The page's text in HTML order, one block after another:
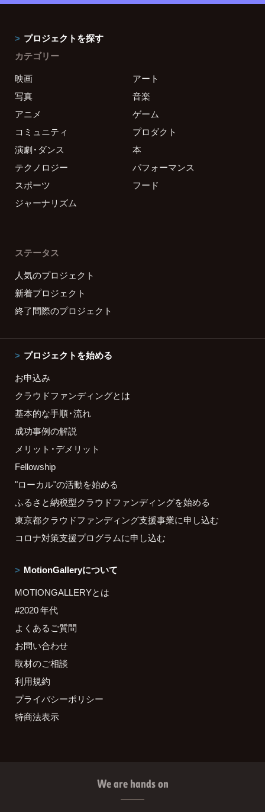
プロジェクトを探す
カテゴリー
映画
アート
写真
音楽
アニメ
ゲーム
コミュニティ
プロダクト
演劇・ダンス
本
テクノロジー
パフォーマンス
スポーツ
フード
ジャーナリズム
ステータス
人気のプロジェクト
新着プロジェクト
終了間際のプロジェクト
プロジェクトを始める
お申込み
クラウドファンディングとは
基本的な手順・流れ
成功事例の解説
メリット・デメリット
Fellowship
"ローカル"の活動を始める
ふるさと納税型クラウドファンディングを始める
東京都クラウドファンディング支援事業に申し込む
コロナ対策支援プログラムに申し込む
MotionGalleryについて
MOTIONGALLERYとは
#2020 年代
よくあるご質問
お問い合わせ
取材のご相談
利用規約
プライバシーポリシー
特商法表示
We are hands on